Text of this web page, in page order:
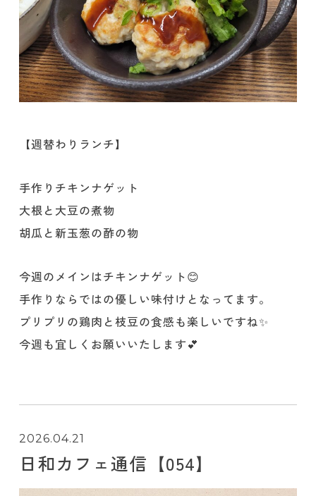
【週替わりランチ】
手作りチキンナゲット
大根と大豆の煮物
胡瓜と新玉葱の酢の物
今週のメインはチキンナゲット😊
手作りならではの優しい味付けとなってます。
プリプリの鶏肉と枝豆の食感も楽しいですね✨️
今週も宜しくお願いいたします💕
2026.04.21
日和カフェ通信【054】